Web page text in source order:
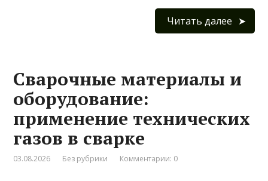
Читать далее
Сварочные материалы и
оборудование:
применение технических
газов в сварке
03.08.2026 Без рубрики Комментарии: 0